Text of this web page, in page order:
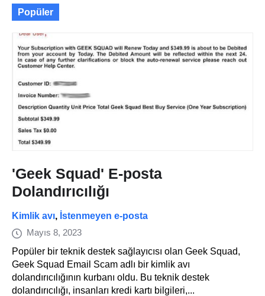
Popüler
'Geek Squad' E-posta
Dolandırıcılığı
Kimlik avı, İstenmeyen e-posta
Mayıs 8, 2023
Popüler bir teknik destek sağlayıcısı olan Geek Squad,
Geek Squad Email Scam adlı bir kimlik avı
dolandırıcılığının kurbanı oldu. Bu teknik destek
dolandırıcılığı, insanları kredi kartı bilgileri,...